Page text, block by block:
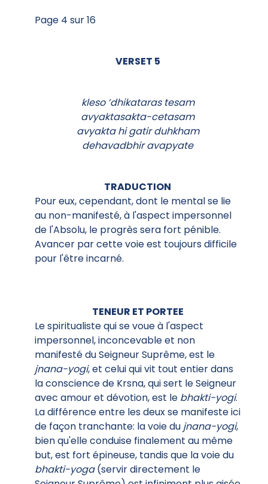
Page 4 sur 16
VERSET 5
kleso ’dhikataras tesam
avyaktasakta-cetasam
avyakta hi gatir duhkham
dehavadbhir avapyate
TRADUCTION
Pour eux, cependant, dont le mental se lie
au non-manifesté, à l'aspect impersonnel
de l'Absolu, le progrès sera fort pénible.
Avancer par cette voie est toujours difficile
pour l'être incarné.
TENEUR ET PORTEE
Le spiritualiste qui se voue à l'aspect
impersonnel, inconcevable et non
manifesté du Seigneur Suprême, est le
jnana-yogi, et celui qui vit tout entier dans
la conscience de Krsna, qui sert le Seigneur
avec amour et dévotion, est le bhakti-yogi.
La différence entre les deux se manifeste ici
de façon tranchante: la voie du jnana-yogi,
bien qu'elle conduise finalement au même
but, est fort épineuse, tandis que la voie du
bhakti-yoga(servir directement le